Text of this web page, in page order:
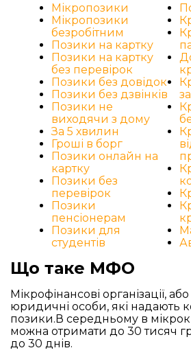
Мікропозики
Мікропозики
безробітним
Позики на картку
Позики на картку
без перевірок
Позики без довідок
Позики без дзвінків
Позики не
виходячи з дому
За 5 хвилин
Гроші в борг
Позики онлайн на
картку
Позики без
перевірок
Позики
пенсіонерам
Позики для
студентів
Що таке МФО
Мікрофінансові організації,
юридичні особи, які надають
позики.В середньому в
можна отримати до 30 тисяч
до 30 днів.